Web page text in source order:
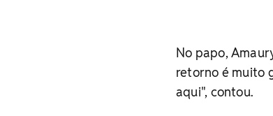
No papo,
retorno é muito
aqui", contou.